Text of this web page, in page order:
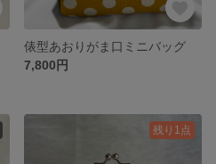
俵型あおりがま口ミニバッグ
7,800円
残り1点